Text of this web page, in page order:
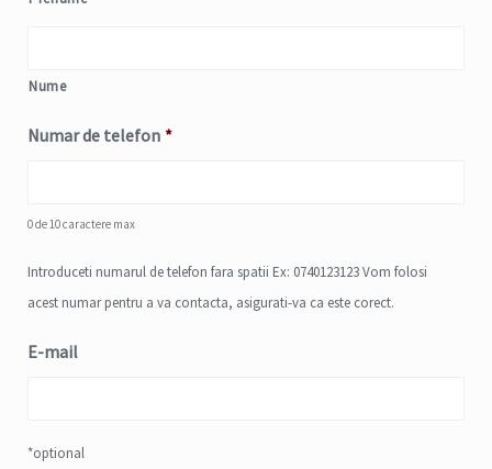
Nume
Numar de telefon *
0 de 10 caractere max
Introduceti numarul de telefon fara spatii Ex: 0740123123 Vom folosi
acest numar pentru a va contacta, asigurati-va ca este corect.
E-mail
*optional